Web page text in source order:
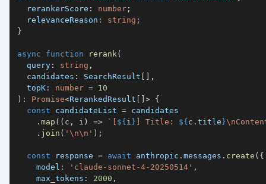
  rerankerScore
: number ;
  relevanceReason
: string ;
}
async function rerank (
  query
: string ,
  candidates
: SearchResult [ ] ,
  topK
: number = 10
) : Promise<RerankedResult [ ] > {
const candidateList =
. map ( ( c , i ) => ` [ ${i } ] Title: ${c . title}
. join ( '\n\n' ) ;
const response = await anthropic . messages . create ( {
    model
: 'claude-sonnet-4-20250514' ,
    max_tokens
: 2000 ,